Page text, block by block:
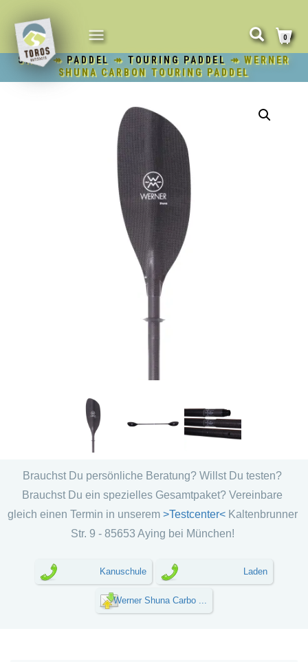
NAVIGATION
UMSCHALTEN
0
SHOP↠ PADDEL ↠ TOURING PADDEL ↠ WERNER
SHUNA CARBON TOURING PADDEL
Brauchst Du persönliche Beratung? Willst Du testen?
Brauchst Du ein spezielles Gesamtpaket? Vereinbare
gleich einen Termin in unserem>Testcenter< Kaltenbrunner
Str. 9 - 85653 Aying bei München!
Kanuschule Laden
Werner Shuna Carbo ...